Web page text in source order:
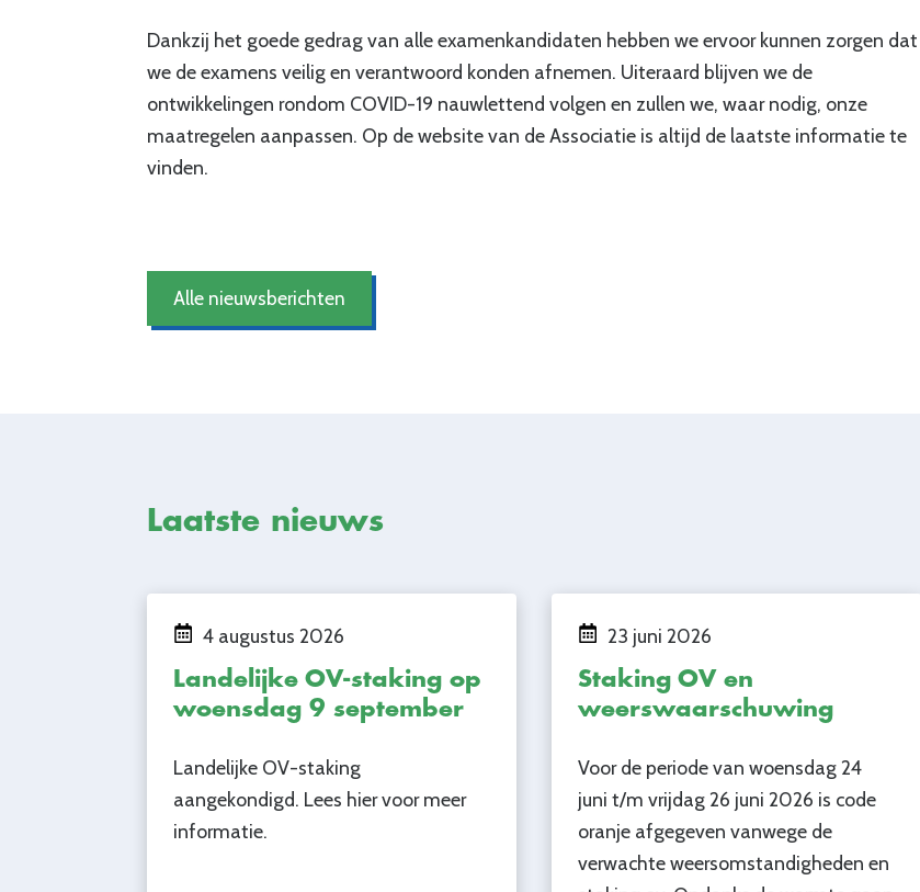
Dankzij het goede gedrag van alle examenkandidaten hebben we ervoor kunnen zorgen dat
we de examens veilig en verantwoord konden afnemen. Uiteraard blijven we de
ontwikkelingen rondom COVID-19 nauwlettend volgen en zullen we, waar nodig, onze
maatregelen aanpassen. Op de website van de Associatie is altijd de laatste informatie te
vinden.
Alle nieuwsberichten
Laatste nieuws
4 augustus 2026
Landelijke OV-staking op
woensdag 9 september
Landelijke OV-staking
aangekondigd. Lees hier voor meer
informatie.
23 juni 2026
Staking OV en
weerswaarschuwing
Voor de periode van woensdag 24
juni t/m vrijdag 26 juni 2026 is code
oranje afgegeven vanwege de
verwachte weersomstandigheden en